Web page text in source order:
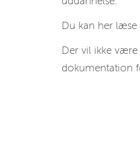
Du kan her
Der vil ikke
dokumentation